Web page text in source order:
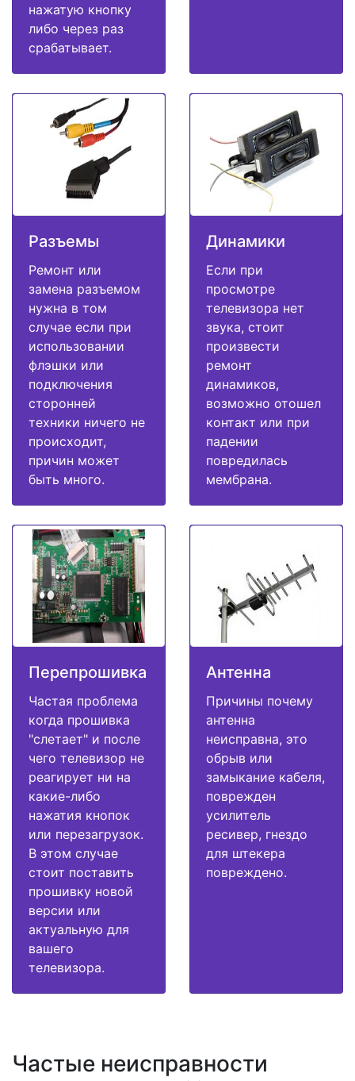
нажатую кнопку
либо через раз
срабатывает.
Разъемы
Ремонт или
замена разъемом
нужна в том
случае если при
использовании
флэшки или
подключения
сторонней
техники ничего не
происходит,
причин может
быть много.
Динамики
Если при
просмотре
телевизора нет
звука, стоит
произвести
ремонт
динамиков,
возможно отошел
контакт или при
падении
повредилась
мембрана.
Перепрошивка
Частая проблема
когда прошивка
"слетает" и после
чего телевизор не
реагирует ни на
какие-либо
нажатия кнопок
или перезагрузок.
В этом случае
стоит поставить
прошивку новой
версии или
актуальную для
вашего
телевизора.
Антенна
Причины почему
антенна
неисправна, это
обрыв или
замыкание кабеля,
поврежден
усилитель
ресивер, гнездо
для штекера
повреждено.
Частые неисправности